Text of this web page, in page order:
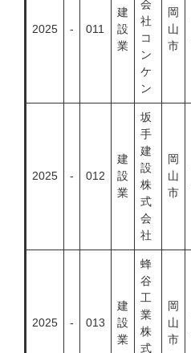
2025 - 011
建
設
業
会
社
コ
ン
ケ
ン
岡
山
市
2025 - 012
建
設
業
坂
手
建
設
株
式
会
社
岡
山
市
2025 - 013
建
設
業
蜂
谷
工
業
株
式
岡
山
市